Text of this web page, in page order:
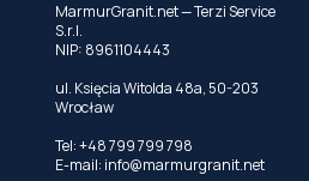
MarmurGranit.net — Terzi Service
S.r.l.
NIP: 8961104443
ul. Księcia Witolda 48a, 50-203
Wrocław
Tel: +48 799 799 798
E-mail: info@marmurgranit.net